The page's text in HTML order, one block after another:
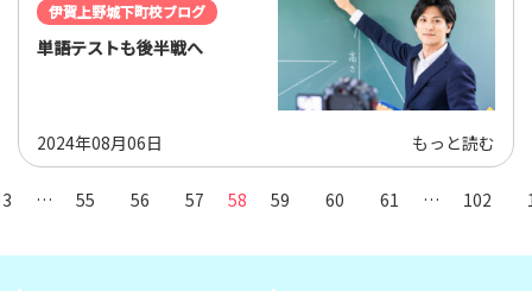
伊賀上野城下町校ブログ
単語テストも後半戦へ
2024年08月06日 もっと読む
3 … 55 56 57 58 59 60 61 … 102